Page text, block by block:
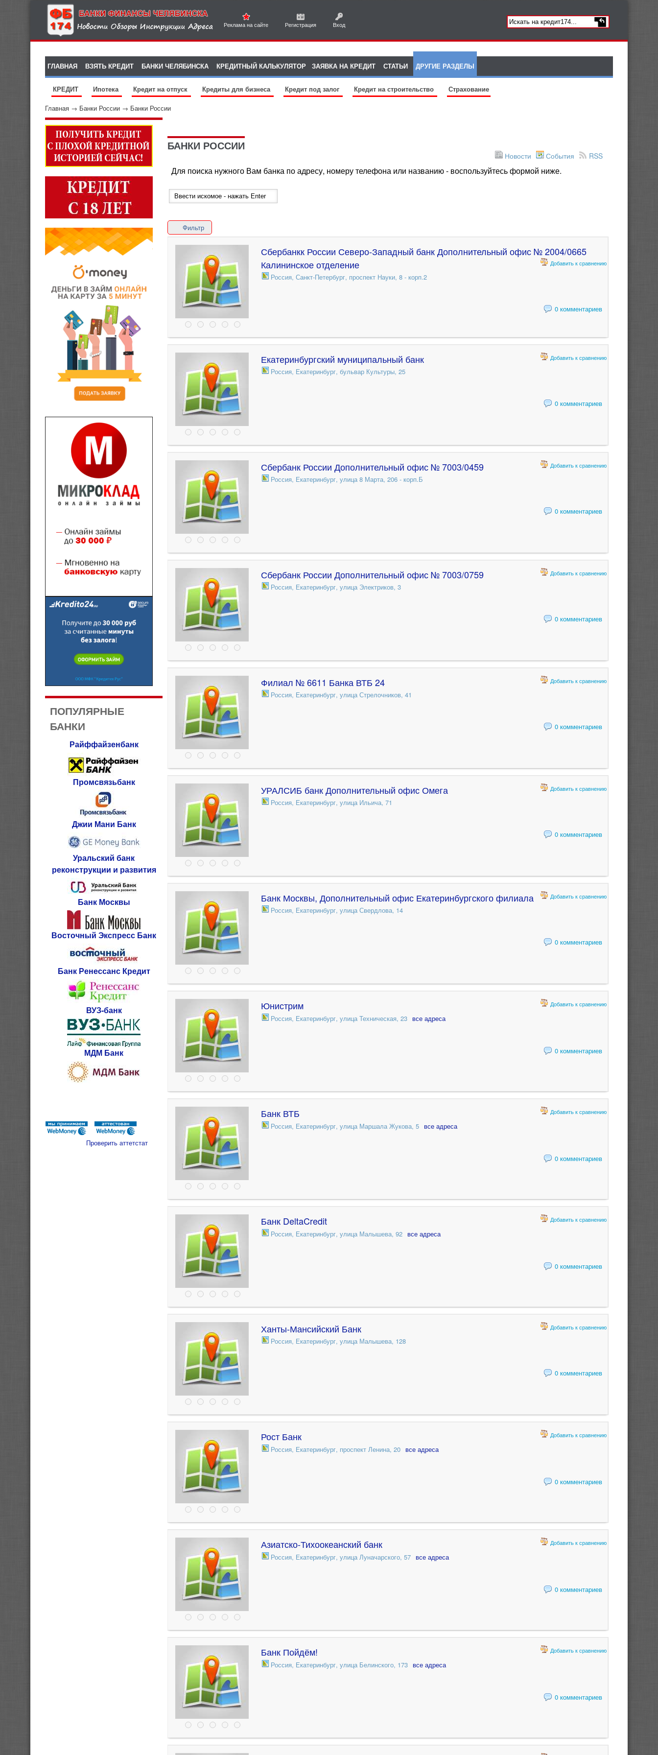
Реклама на сайте Регистрация Вход
ГЛАВНАЯ ВЗЯТЬ КРЕДИТ БАНКИ ЧЕЛЯБИНСКА КРЕДИТНЫЙ КАЛЬКУЛЯТОР ЗАЯВКА НА КРЕДИТ СТАТЬИ ДРУГИЕ РАЗДЕЛЫ
КРЕДИТ Ипотека Кредит на отпуск Кредиты для бизнеса Кредит под залог Кредит на строительство Страхование
Главная → Банки России → Банки России
ПОПУЛЯРНЫЕ
БАНКИ
Райффайзенбанк
Промсвязьбанк
Джии Мани Банк
Уральский банк
реконструкции и развития
Банк Москвы
Восточный Экспресс Банк
Банк Ренессанс Кредит
ВУЗ-банк
МДМ Банк
Проверить аттетстат
RSS
События
Новости
БАНКИ РОССИИ
Для поиска нужного Вам банка по адресу, номеру телефона или названию - воспользуйтесь формой ниже.
Фильтр
Сбербанкк России Северо-Западный банк Дополнительный офис № 2004/0665
Калининское отделение
Добавить к сравнению
Россия, Санкт-Петербург, проспект Науки, 8 - корп.2
0 комментариев
Екатеринбургский муниципальный банк Добавить к сравнению
Россия, Екатеринбург, бульвар Культуры, 25
0 комментариев
Сбербанк России Дополнительный офис № 7003/0459 Добавить к сравнению
Россия, Екатеринбург, улица 8 Марта, 206 - корп.Б
0 комментариев
Сбербанк России Дополнительный офис № 7003/0759 Добавить к сравнению
Россия, Екатеринбург, улица Электриков, 3
0 комментариев
Филиал № 6611 Банка ВТБ 24 Добавить к сравнению
Россия, Екатеринбург, улица Стрелочников, 41
0 комментариев
УРАЛСИБ банк Дополнительный офис Омега Добавить к сравнению
Россия, Екатеринбург, улица Ильича, 71
0 комментариев
Банк Москвы, Дополнительный офис Екатеринбургского филиала Добавить к сравнению
Россия, Екатеринбург, улица Свердлова, 14
0 комментариев
Юнистрим Добавить к сравнению
Россия, Екатеринбург, улица Техническая, 23 все адреса
0 комментариев
Банк ВТБ Добавить к сравнению
Россия, Екатеринбург, улица Маршала Жукова, 5 все адреса
0 комментариев
Банк DeltaCredit Добавить к сравнению
Россия, Екатеринбург, улица Малышева, 92 все адреса
0 комментариев
Ханты-Мансийский Банк Добавить к сравнению
Россия, Екатеринбург, улица Малышева, 128
0 комментариев
Рост Банк Добавить к сравнению
Россия, Екатеринбург, проспект Ленина, 20 все адреса
0 комментариев
Азиатско-Тихоокеанский банк Добавить к сравнению
Россия, Екатеринбург, улица Луначарского, 57 все адреса
0 комментариев
Банк Пойдём! Добавить к сравнению
Россия, Екатеринбург, улица Белинского, 173 все адреса
0 комментариев